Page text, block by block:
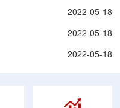
2022-05-18
2022-05-18
2022-05-18